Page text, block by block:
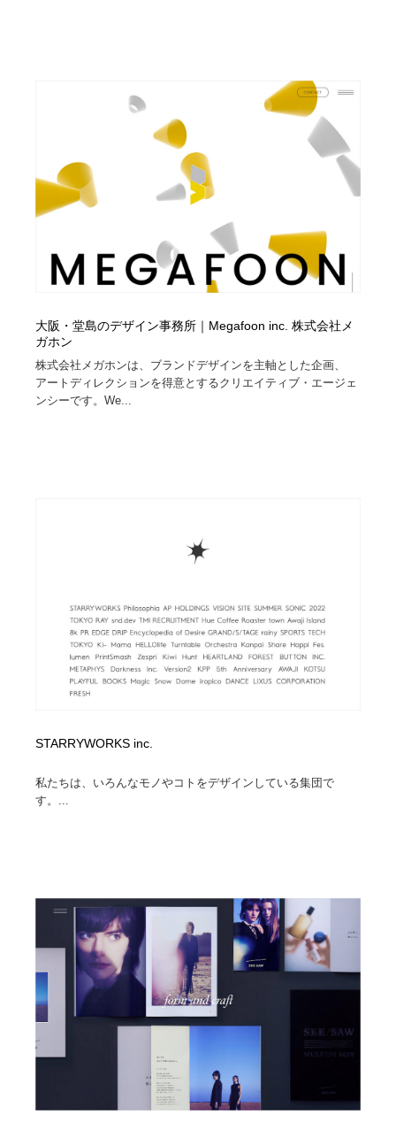
大阪・堂島のデザイン事務所｜Megafoon inc. 株式会社メ
ガホン
株式会社メガホンは、ブランドデザインを主軸とした企画、
アートディレクションを得意とするクリエイティブ・エージェ
ンシーです。We...
STARRYWORKS inc.
私たちは、いろんなモノやコトをデザインしている集団で
す。...